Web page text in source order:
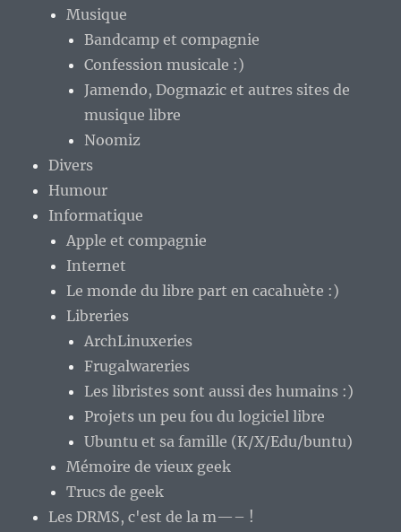
Musique
Bandcamp et compagnie
Confession musicale :)
Jamendo, Dogmazic et autres sites de
musique libre
Noomiz
Divers
Humour
Informatique
Apple et compagnie
Internet
Le monde du libre part en cacahuète :)
Libreries
ArchLinuxeries
Frugalwareries
Les libristes sont aussi des humains :)
Projets un peu fou du logiciel libre
Ubuntu et sa famille (K/X/Edu/buntu)
Mémoire de vieux geek
Trucs de geek
Les DRMS, c'est de la m—– !